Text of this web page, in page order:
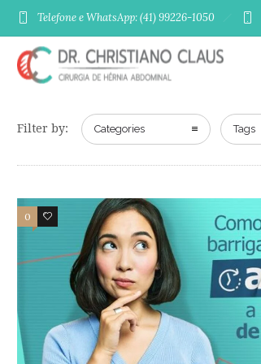
Telefone e WhatsApp: (41) 99226-1050
Filter by: Categories Tags
0 0